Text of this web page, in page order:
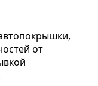
от